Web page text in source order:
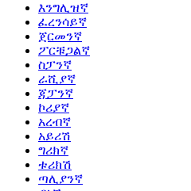
እንግሊዝኛ
ፈረንሳይኛ
ጀርመንኛ
ፖርቹጋልኛ
ስፓንኛ
ራሺያኛ
ጃፓንኛ
ኮሪያኛ
አረብኛ
አይሪሽ
ግሪክኛ
ቱሪክሽ
ጣሊያንኛ